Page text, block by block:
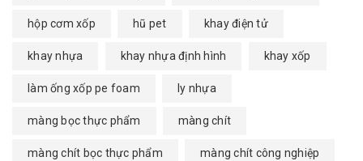
hộp cơm xốp hũ pet khay điện tử
khay nhựa khay nhựa định hình khay xốp
làm ống xốp pe foam ly nhựa
màng bọc thực phẩm màng chít
màng chít bọc thực phẩm màng chít công nghiệp